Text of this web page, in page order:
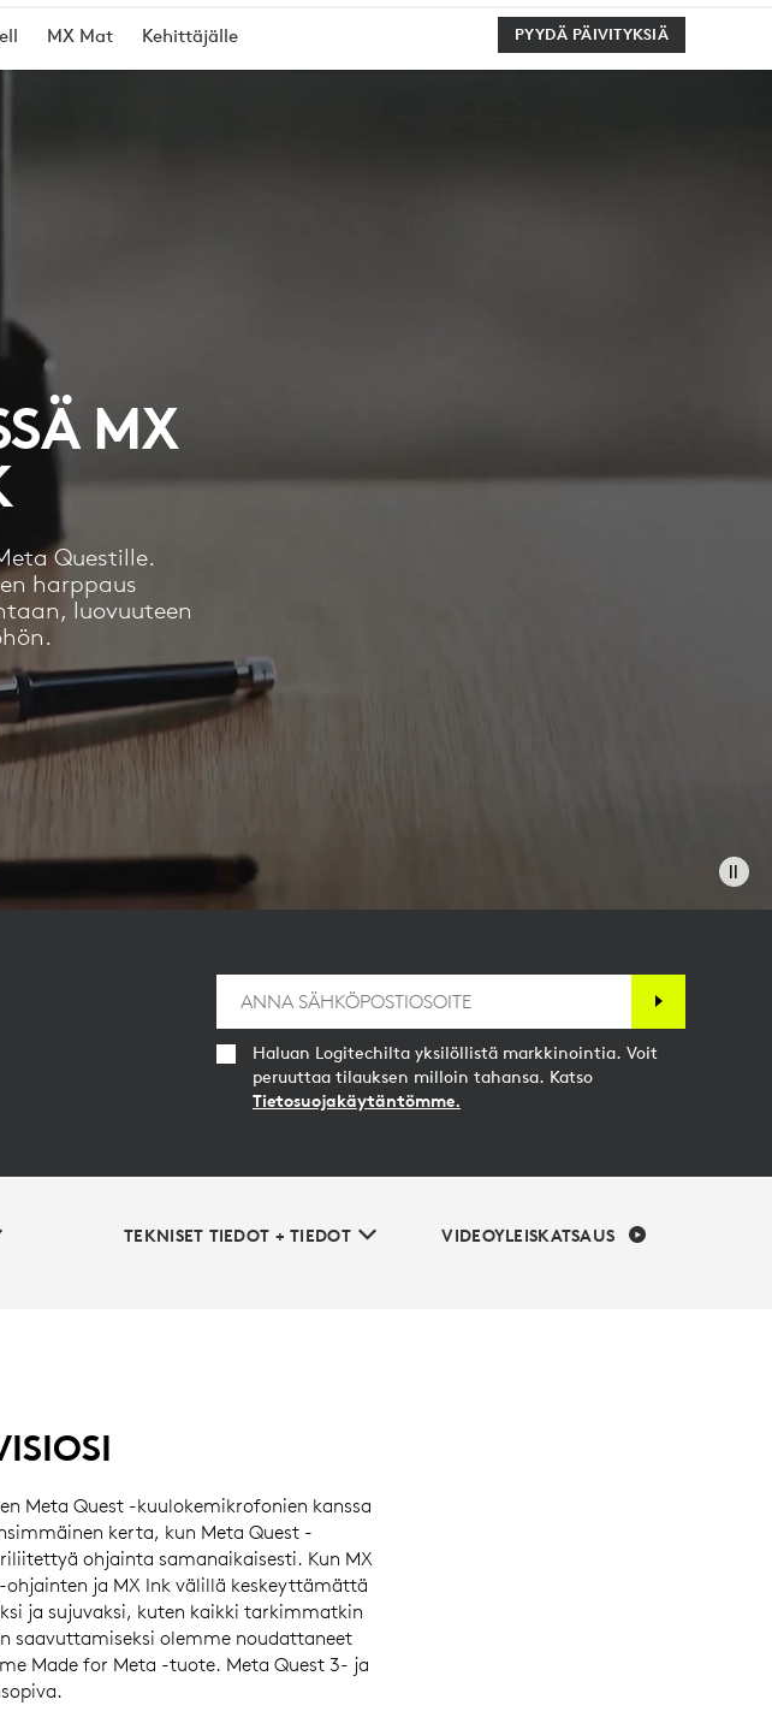
MX Mat Kehittäjälle PYYDÄ PÄIVITYKSIÄ
MX
Questille.
harppaus
luovuuteen
Haluan Logitechilta yksilöllistä markkinointia. Voit
peruuttaa tilauksen milloin tahansa. Katso
Tietosuojakäytäntömme.
TEKNISET TIEDOT + TIEDOT VIDEOYLEISKATSAUS
Meta Quest -kuulokemikrofonien kanssa
kerta, kun Meta Quest -
ohjainta samanaikaisesti. Kun MX
ja MX Ink välillä keskeyttämättä
ja sujuvaksi, kuten kaikki tarkimmatkin
saavuttamiseksi olemme noudattaneet
Made for Meta -tuote. Meta Quest 3- ja